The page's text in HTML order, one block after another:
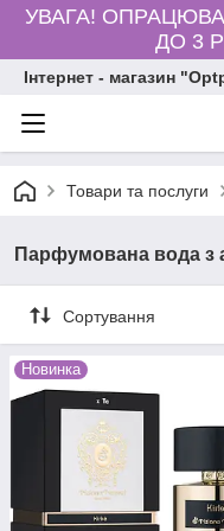
УВАГА!
ДО 3
Інтернет - магазин
Товари та послуги
Парфумована вода з
Сортування
Новинка